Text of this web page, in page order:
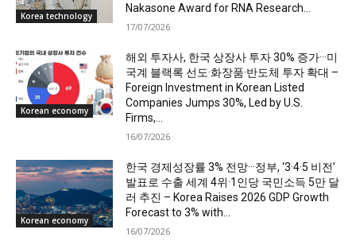
Korea technology
Nakasone Award for RNA Research...
17/07/2026
Korean economy
해외 투자사, 한국 상장사 투자 30% 증가···미
국계 블랙록 선도·화장품·반도체 투자 확대 –
Foreign Investment in Korean Listed
Companies Jumps 30%, Led by U.S.
Firms,...
16/07/2026
Korean economy
한국 경제성장률 3% 전망···정부, ‘3·4·5 비전’
발표로 수출 세계 4위·1인당 국민소득 5만 달
러 추진 – Korea Raises 2026 GDP Growth
Forecast to 3% with...
16/07/2026